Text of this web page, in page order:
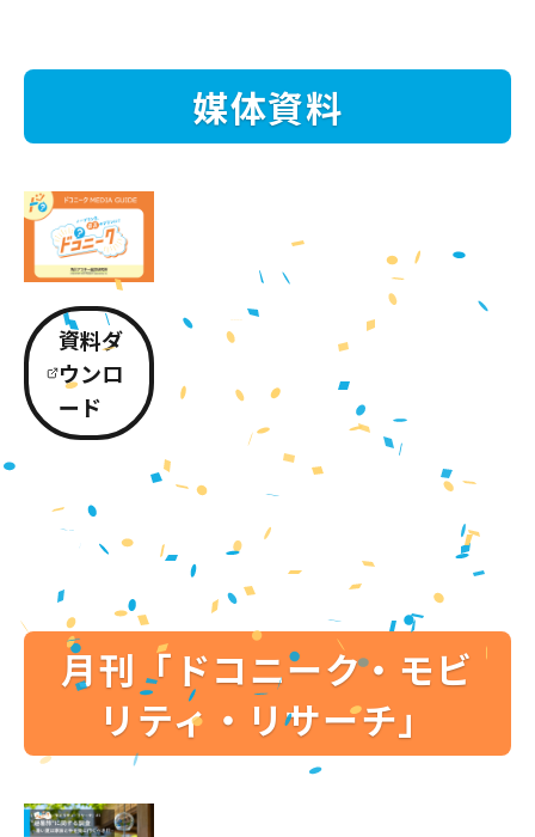
媒体資料
資料ダ
ウンロ
ード
月刊「ドコニーク・モビ
リティ・リサーチ」